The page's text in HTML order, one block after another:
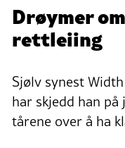
Drøymer
rettleiing
Sjølv synest
har skjedd han
tårene over å ha